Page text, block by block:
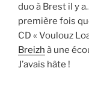
duo à Brest il y
première fois
CD « Voulouz
Breizh à une
J’avais hâte !